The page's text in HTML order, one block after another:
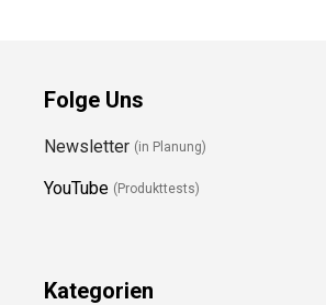
Folge Uns
Newsletter (in Planung)
YouTube (Produkttests)
Kategorien